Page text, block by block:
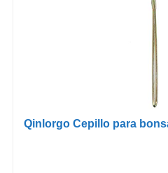
Qinlorgo Cepillo para